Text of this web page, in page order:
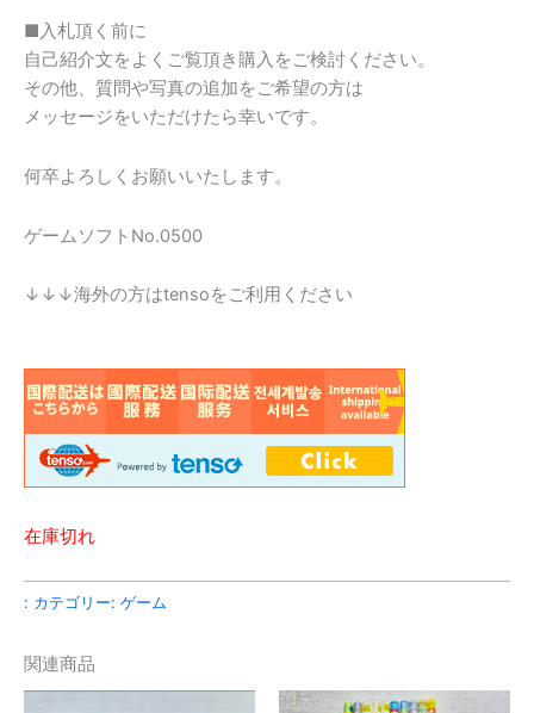
■入札頂く前に
自己紹介文をよくご覧頂き購入をご検討ください。
その他、質問や写真の追加をご希望の方は
メッセージをいただけたら幸いです。
何卒よろしくお願いいたします。
ゲームソフトNo.0500
↓↓↓海外の方はtensoをご利用ください
在庫切れ
: カテゴリー: ゲーム
関連商品